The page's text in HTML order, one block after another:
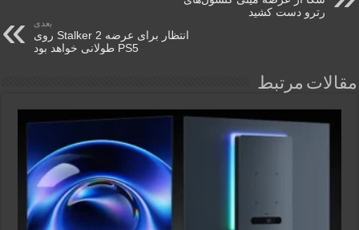
رترو دست کشید
بعدی
انتظار برای عرضه Stalker 2 روی
PS5 طولانی خواهد بود
مقالات مرتبط